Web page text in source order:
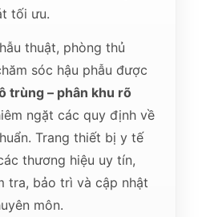
tối ưu.
thuật, phòng thủ
sóc hậu phẫu được
trùng – phân khu rõ
ngặt các quy định về
Trang thiết bị y tế
thương hiệu uy tín,
tra, bảo trì và cập nhật
môn.